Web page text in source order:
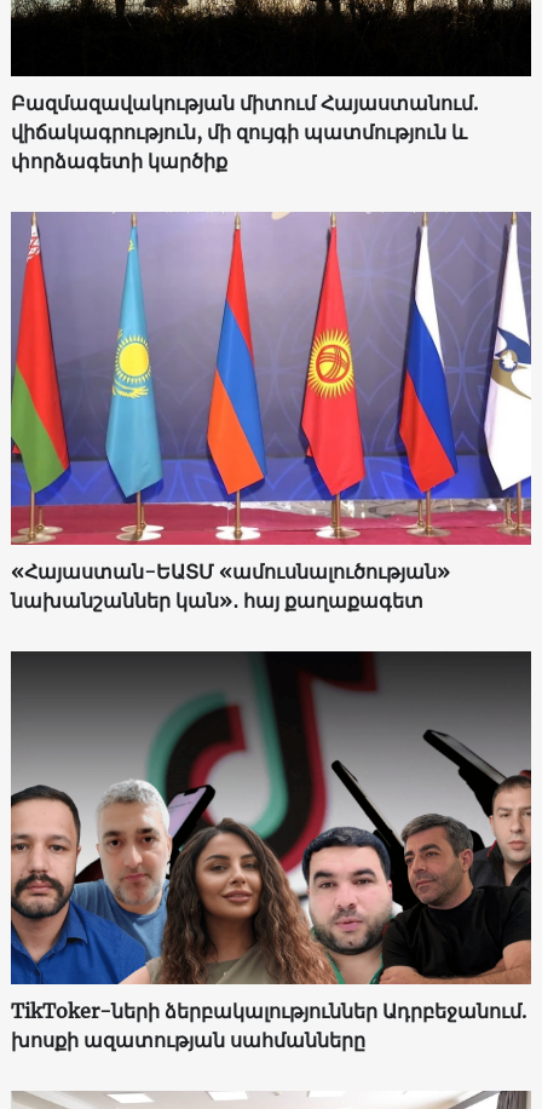
Բազմազավակության միտում Հայաստանում.
վիճակագրություն, մի զույգի պատմություն և
փորձագետի կարծիք
«Հայաստան-ԵԱՏՄ «ամուսնալուծության»
նախանշաններ կան»․ հայ քաղաքագետ
TikToker-ների ձերբակալություններ Ադրբեջանում.
խոսքի ազատության սահմանները